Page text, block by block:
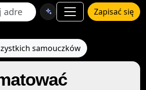
Zapisać się
samouczków